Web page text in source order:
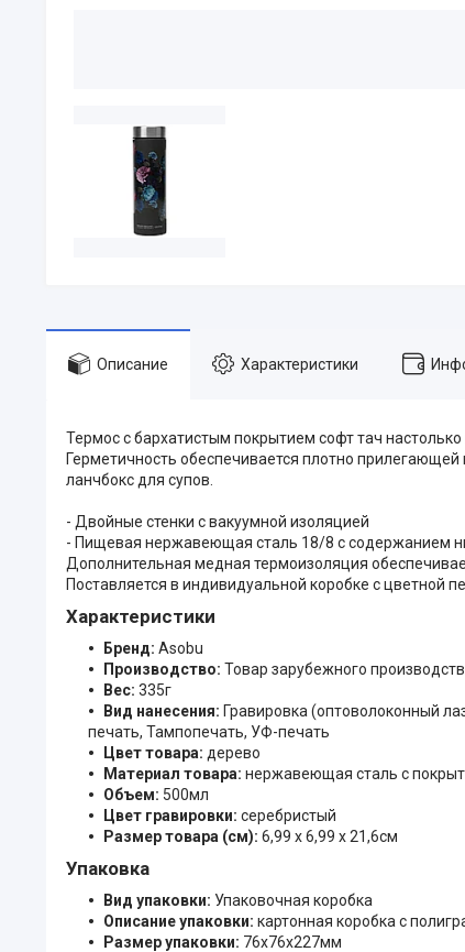
Описание Характеристики
Термос с бархатистым покрытием софт тач
Герметичность обеспечивается плотно
ланчбокс для супов.
- Двойные стенки с вакуумной изоляцией
- Пищевая нержавеющая сталь 18/8 с содержанием
Дополнительная медная термоизоляция
Поставляется в индивидуальной коробке с цветной
Характеристики
Бренд: Asobu
Производство: Товар зарубежного
Вес: 335г
Вид нанесения: Гравировка (оптоволоконный
печать, Тампопечать, УФ-печать
Цвет товара: дерево
Материал товара: нержавеющая сталь c
Объем: 500мл
Цвет гравировки: серебристый
Размер товара (см): 6,99 х 6,99 х 21,6см
Упаковка
Вид упаковки: Упаковочная коробка
Описание упаковки: картонная коробка с
Размер упаковки: 76x76x227мм